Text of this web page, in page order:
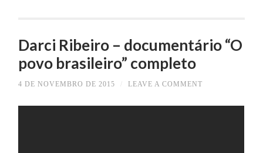
Darci Ribeiro – documentário “O
povo brasileiro” completo
4 DE NOVEMBRO DE 2015 LEAVE A COMMENT